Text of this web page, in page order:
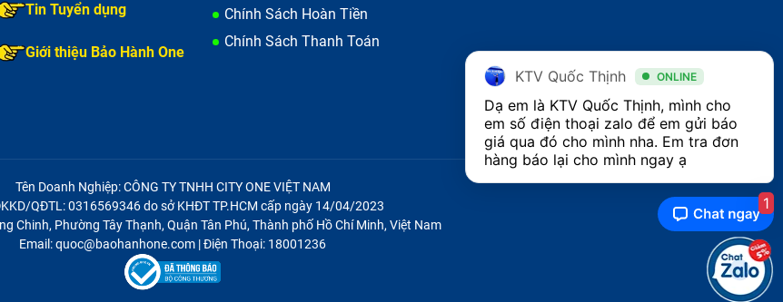
Tin Tuyển dụng
Giới thiệu Bảo Hành One
Chính Sách Hoàn Tiền
Chính Sách Thanh Toán
Tên Doanh Nghiệp: CÔNG TY TNHH CITY ONE VIỆT NAM
QĐTL: 0316569346 do sở KHĐT TP.HCM cấp ngày 14/04/2023
Chinh, Phường Tây Thạnh, Quận Tân Phú, Thành phố Hồ Chí Minh, Việt Nam
Email: quoc@baohanhone.com | Điện Thoại: 18001236
KTV Quốc Thịnh ONLINE
Dạ em là KTV Quốc Thịnh, mình cho
em số điện thoại zalo để em gửi báo
giá qua đó cho mình nha. Em tra đơn
hàng báo lại cho mình ngay ạ
1